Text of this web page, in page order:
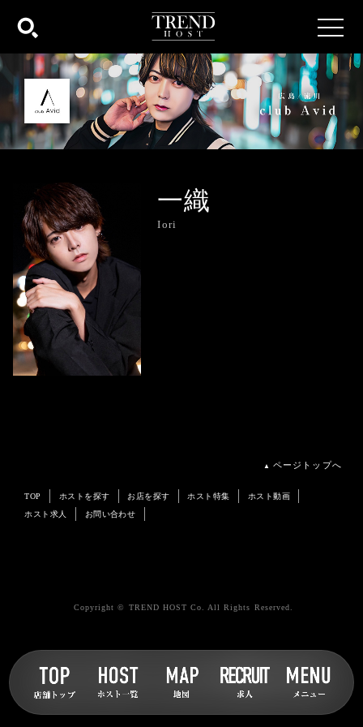
toggle
一織
Iori
▲ ページトップへ
TOP ホストを探す お店を探す ホスト特集
ホスト動画
ホスト求人
お問い合わせ
Copyright © TREND HOST Co. All Rights Reserved.